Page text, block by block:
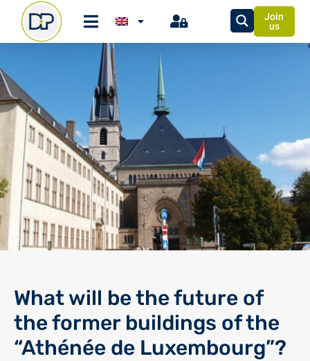
Join
us
What will be the future of
the former buildings of the
“Athénée de Luxembourg”?